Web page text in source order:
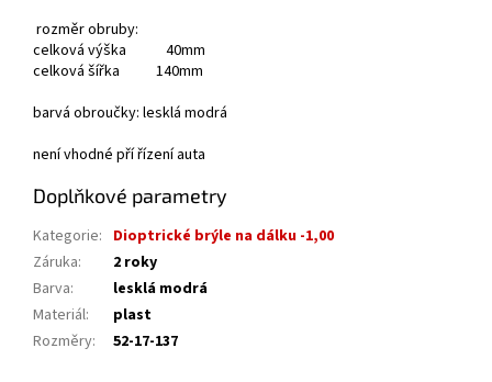
rozměr obruby:
celková výška 40mm
celková šířka 140mm
barvá obroučky: lesklá modrá
není vhodné pří řízení auta
Doplňkové parametry
Kategorie: Dioptrické brýle na dálku -1,00
Záruka:
2 roky
Barva:
lesklá modrá
Materiál:
plast
Rozměry: 52-17-137